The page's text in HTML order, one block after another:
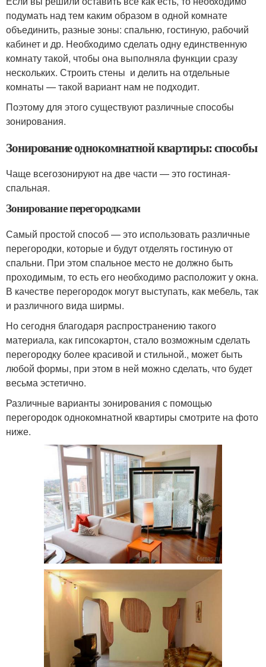
подумать над тем каким образом в одной комнате
объединить, разные зоны: спальню, гостиную, рабочий
кабинет и др. Необходимо сделать одну единственную
комнату такой, чтобы она выполняла функции сразу
нескольких. Строить стены и делить на отдельные
комнаты — такой вариант нам не подходит.
Поэтому для этого существуют различные способы
зонирования.
Зонирование однокомнатной квартиры: способы
Чаще всегозонируют на две части — это гостиная-
спальная.
Зонирование перегородками
Самый простой способ — это использовать различные
перегородки, которые и будут отделять гостиную от
спальни. При этом спальное место не должно быть
проходимым, то есть его необходимо расположит у окна.
В качестве перегородок могут выступать, как мебель, так
и различного вида ширмы.
Но сегодня благодаря распространению такого
материала, как гипсокартон, стало возможным сделать
перегородку более красивой и стильной., может быть
любой формы, при этом в ней можно сделать, что будет
весьма эстетично.
Различные варианты зонирования с помощью
перегородок однокомнатной квартиры смотрите на фото
ниже.